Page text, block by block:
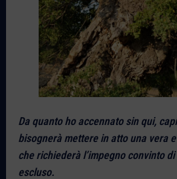
Da quanto ho accennato sin qui,
bisognerà mettere in atto una vera
che richiederà l’impegno convinto
escluso.